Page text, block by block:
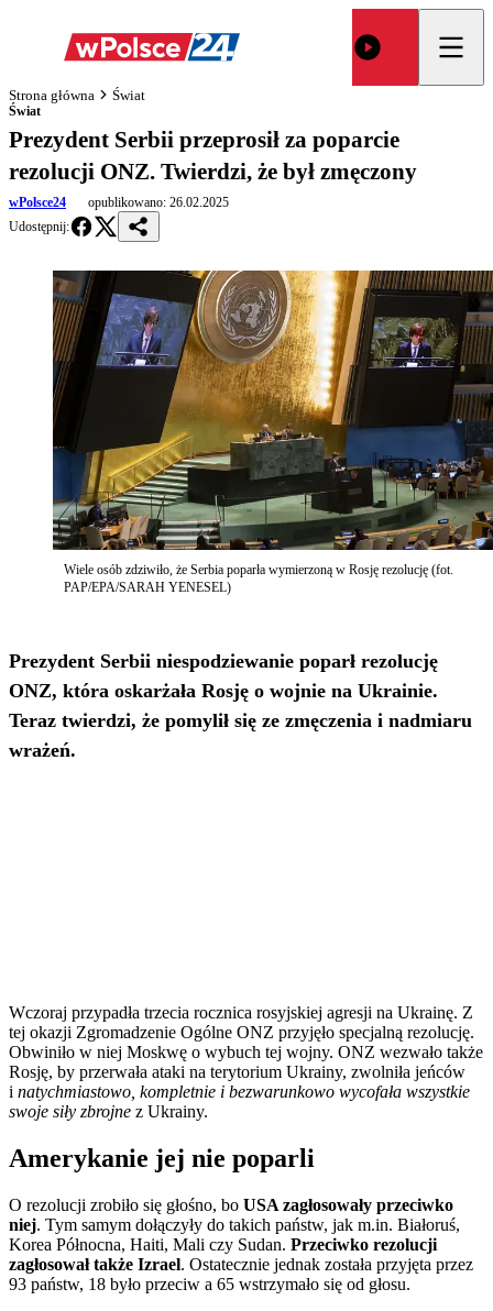
Strona główna Świat
Świat
Prezydent Serbii przeprosił za poparcie
rezolucji ONZ. Twierdzi, że był zmęczony
wPolsce24 opublikowano: 26.02.2025
Udostępnij:
Wiele osób zdziwiło, że Serbia poparła wymierzoną w Rosję rezolucję (fot.
PAP/EPA/SARAH YENESEL)
Prezydent Serbii niespodziewanie poparł rezolucję
ONZ, która oskarżała Rosję o wojnie na Ukrainie.
Teraz twierdzi, że pomylił się ze zmęczenia i nadmiaru
wrażeń.
Wczoraj przypadła trzecia rocznica rosyjskiej agresji na Ukrainę. Z
tej okazji Zgromadzenie Ogólne ONZ przyjęło specjalną rezolucję.
Obwiniło w niej Moskwę o wybuch tej wojny. ONZ wezwało także
Rosję, by przerwała ataki na terytorium Ukrainy, zwolniła jeńców
i natychmiastowo, kompletnie i bezwarunkowo wycofała wszystkie
swoje siły zbrojne z Ukrainy.
Amerykanie jej nie poparli
O rezolucji zrobiło się głośno, bo USA zagłosowały przeciwko
niej. Tym samym dołączyły do takich państw, jak m.in. Białoruś,
Korea Północna, Haiti, Mali czy Sudan. Przeciwko rezolucji
zagłosował także Izrael. Ostatecznie jednak została przyjęta przez
93 państw, 18 było przeciw a 65 wstrzymało się od głosu.